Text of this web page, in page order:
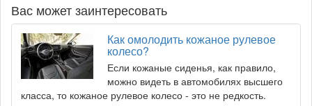
Вас может заинтересовать
Как омолодить кожаное рулевое
колесо?
Если кожаные сиденья, как правило,
можно видеть в автомобилях высшего
класса, то кожаное рулевое колесо - это не редкость.